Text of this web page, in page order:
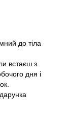
до тіла
встаєш з
дня і